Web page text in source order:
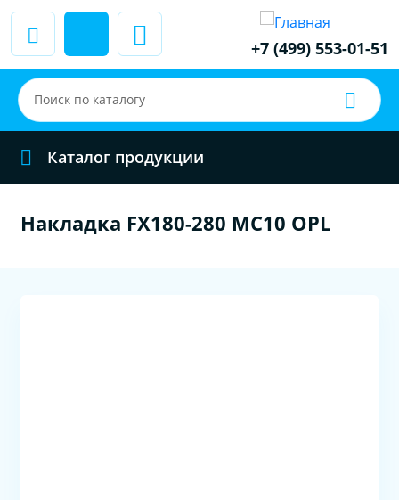
+7 (499) 553-01-51
Каталог продукции
Накладка FX180-280 MC10 OPL